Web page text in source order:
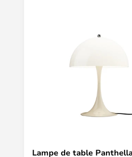
Lampe de table